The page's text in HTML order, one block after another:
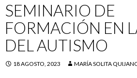
SEMINARIO DE
FORMACIÓN EN
DEL AUTISMO
18 AGOSTO, 2023 MARÍA SOLITA